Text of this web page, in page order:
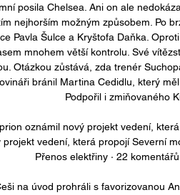
posila Chelsea. Ani on ale
nejhorším možným způsobem. Po
Pavla Šulce a Kryštofa Daňka.
mnohem větší kontrolu. Své
Otázkou zůstává, zda trenér
bránil Martina Cedidlu, který
Podpořil i zmiňovaného
oznámil nový projekt vedení,
projekt vedení, která propojí Severní
Přenos elektřiny · 22 komentářů.
na úvod prohráli s favorizovanou